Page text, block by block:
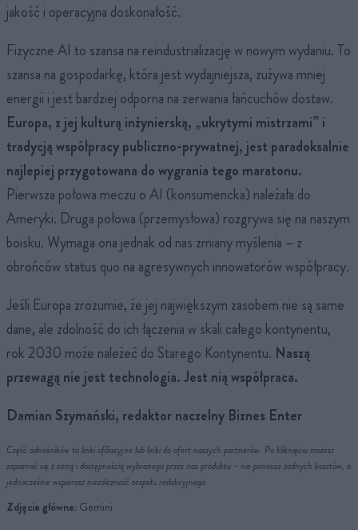
jakość i operacyjna doskonałość.
Fizyczne AI to szansa na reindustrializację w nowym wydaniu. To
szansa na gospodarkę, która jest wydajniejsza, zużywa mniej
energii i jest bardziej odporna na zerwania łańcuchów dostaw.
Europa, z jej kulturą inżynierską, „ukrytymi mistrzami” i
tradycją współpracy publiczno-prywatnej, jest paradoksalnie
najlepiej przygotowana do wygrania tego maratonu.
Pierwsza połowa meczu o AI (konsumencka) należała do
Ameryki. Druga połowa (przemysłowa) rozgrywa się na naszym
boisku. Wymaga ona jednak od nas zmiany myślenia – z
obrońców status quo na agresywnych innowatorów współpracy.
Jeśli Europa zrozumie, że jej największym zasobem nie są same
dane, ale zdolność do ich łączenia w skali całego kontynentu,
rok 2030 może należeć do Starego Kontynentu. Naszą
przewagą nie jest technologia. Jest nią współpraca.
Damian Szymański, redaktor naczelny Biznes Enter
Część odnośników to linki afiliacyjne lub linki do ofert naszych partnerów. Po kliknięciu możesz
zapoznać się z ceną i dostępnością wybranego przez nas produktu – nie ponosisz żadnych kosztów, a
jednocześnie wspierasz niezależność zespołu redakcyjnego.
Zdjęcie główne: Gemini